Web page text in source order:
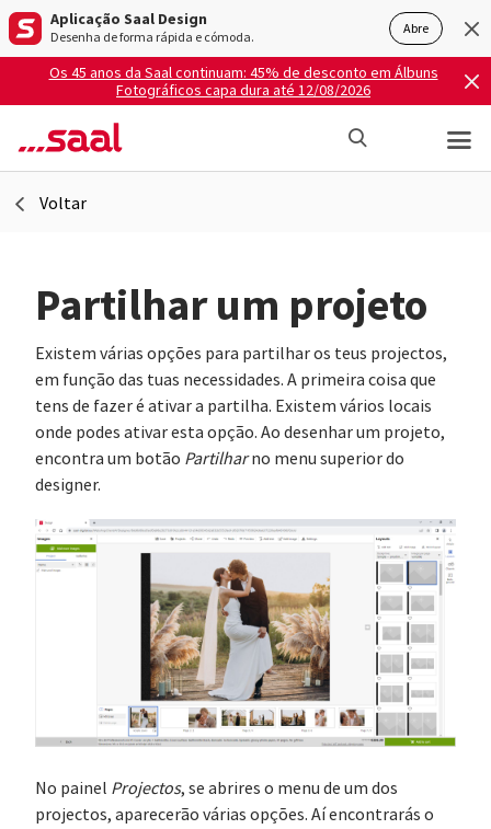
Aplicação Saal Design
Desenha de forma rápida e cómoda. Abre
Os 45 anos da Saal continuam: 45% de desconto em Álbuns
Fotográficos capa dura até 12/08/2026
Voltar
Partilhar um projeto
Existem várias opções para partilhar os teus projectos,
em função das tuas necessidades. A primeira coisa que
tens de fazer é ativar a partilha. Existem vários locais
onde podes ativar esta opção. Ao desenhar um projeto,
encontra um botão Partilharno menu superior do
designer.
No painel Projectos, se abrires o menu de um dos
projectos, aparecerão várias opções. Aí encontrarás o